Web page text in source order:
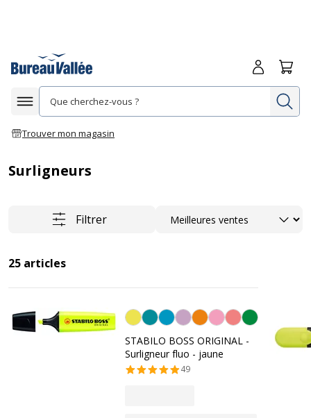
Afficher la navigation
Trouver mon magasin
Me
Surligneurs
Filtrer Trier
25 articles
Jaune
STABILO BOSS ORIGINAL -
Surligneur fluo - jaune
49